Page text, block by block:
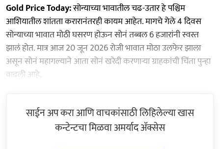
Gold Price Today:सोन्याच्या भावातील चढ-उतार हे पश्चिम
आशियातील शांतता करारानंतरही कायम आहेत. मागचे गेले 4 दिवस
सोन्याच्या भावात मोठी घसरण होऊन सोनं तब्बल 6 हजारांनी स्वस्त
झालं होत. मात्र आज 20 जून 2026 रोजी भावात मोठा उलफेर झाला
असून सोनं महागल्याने आता सोनं खरेदी करणाऱ्या ग्राहकांची चिंता पुन्हा
वाढली आहे.
साईन अप करा आणि वाचकांसाठी लिहिलेल्या खास
कन्टेन्टचा मिळवा अमर्याद ॲक्सेस